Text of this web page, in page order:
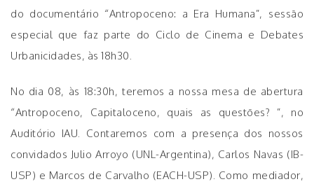
do documentário “Antropoceno: a Era Humana”, sessão
especial que faz parte do Ciclo de Cinema e Debates
Urbanicidades, às 18h30.
No dia 08, às 18:30h, teremos a nossa mesa de abertura
“Antropoceno, Capitaloceno, quais as questões? ”, no
Auditório IAU. Contaremos com a presença dos nossos
convidados Julio Arroyo (UNL-Argentina), Carlos Navas (IB-
USP) e Marcos de Carvalho (EACH-USP). Como mediador,